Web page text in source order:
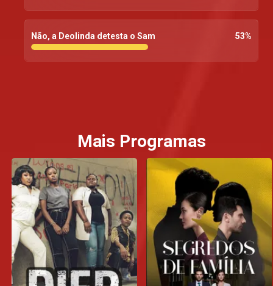
Não, a Deolinda detesta o Sam 53%
Mais Programas